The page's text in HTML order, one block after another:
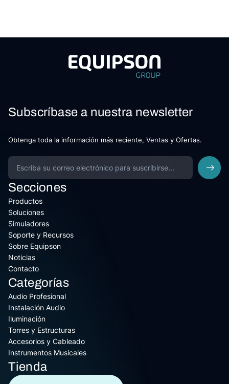
Subscríbase a nuestra newsletter
Obtenga toda la información más reciente, Ventas y Ofertas.
Secciones
Productos
Soluciones
Simuladores
Soporte y Recursos
Sobre Equipson
Noticias
Contacto
Categorías
Audio Profesional
Instalación Audio
Iluminación
Torres y Estructuras
Accesorios y Cableado
Instrumentos Musicales
Tienda